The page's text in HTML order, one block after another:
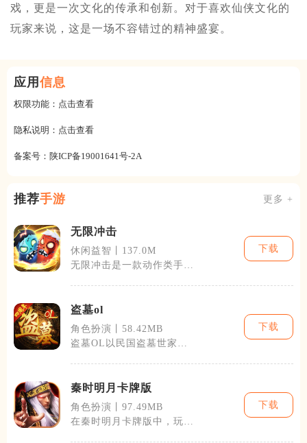
戏，更是一次文化的传承和创新。对于喜欢仙侠文化的
玩家来说，这是一场不容错过的精神盛宴。
应用 信息
权限功能： 点击查看
隐私说明： 点击查看
备案号： 陕ICP备19001641号-2A
推荐手游 更多 +
无限冲击
休闲益智丨137.0M
无限冲击是一款动作类手机
下载
盗墓ol
角色扮演丨58.42MB
盗墓OL以民国盗墓世家的
下载
秦时明月卡牌版
角色扮演丨97.49MB
在秦时明月卡牌版中，玩家
下载